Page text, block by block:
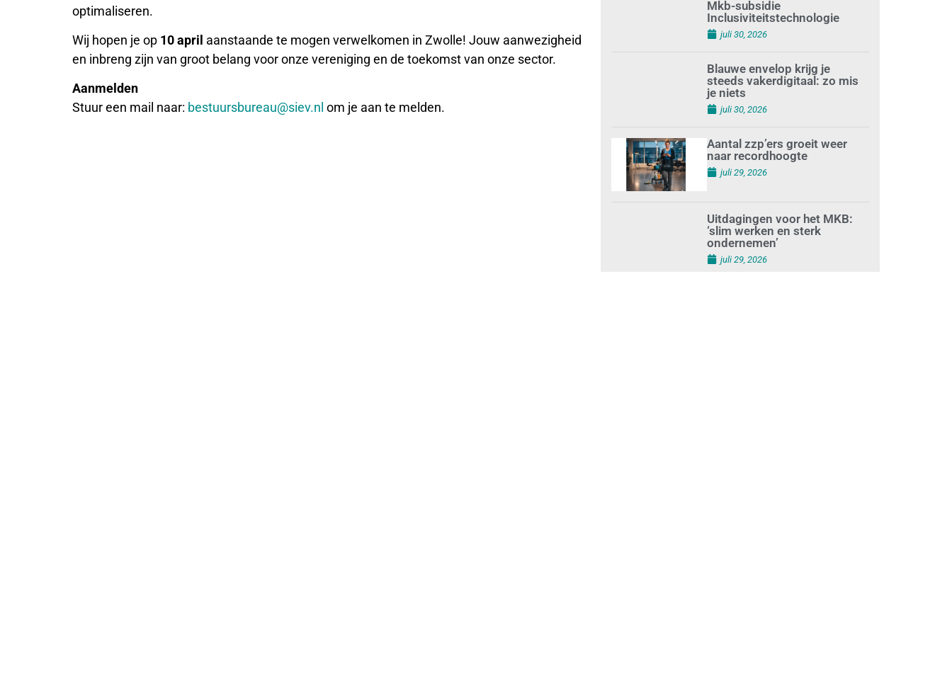
optimaliseren.
Wij hopen je op 10 april aanstaande te mogen verwelkomen in Zwolle! Jouw aanwezigheid
en inbreng zijn van groot belang voor onze vereniging en de toekomst van onze sector.
Aanmelden
Stuur een mail naar: bestuursbureau@siev.nl om je aan te melden.
Aantal nieuwe
schoonmaakbedrijven groeit,
terwijl minder
juli 30, 2026
Mkb-subsidie
Inclusiviteitstechnologie
Blauwe envelop krijg je
juli 30, 2026
Aantal zzp’ers groeit weer